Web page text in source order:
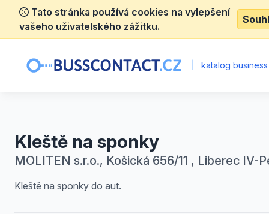
Tato stránka používá cookies na vylepšení
vašeho uživatelského zážitku.
katalog
Kleště na sponky
MOLITEN s.r.o., Košická 656/11 , Liberec IV-
Kleště na sponky do aut.